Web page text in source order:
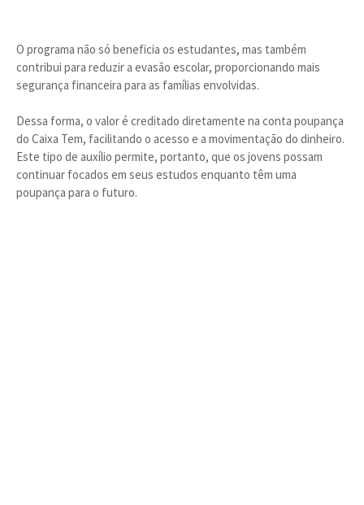
O programa não só beneficia os estudantes, mas também
contribui para reduzir a evasão escolar, proporcionando mais
segurança financeira para as famílias envolvidas.
Dessa forma, o valor é creditado diretamente na conta poupança
do Caixa Tem, facilitando o acesso e a movimentação do dinheiro.
Este tipo de auxílio permite, portanto, que os jovens possam
continuar focados em seus estudos enquanto têm uma
poupança para o futuro.